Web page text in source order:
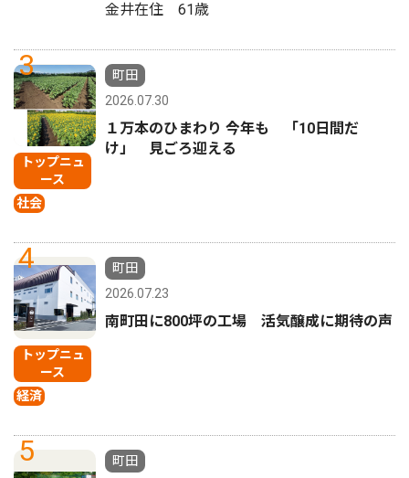
金井在住 61歳
3
トップニュ
ース
社会
町田
2026.07.30
１万本のひまわり 今年も 「10日間だ
け」 見ごろ迎える
4
トップニュ
ース
経済
町田
2026.07.23
南町田に800坪の工場 活気醸成に期待の声
5
町田